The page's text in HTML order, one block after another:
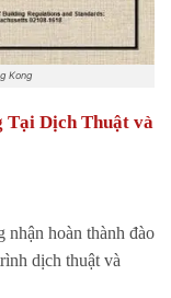
Kong
Tại Dịch Thuật và
nhận hoàn thành đào
dịch thuật và